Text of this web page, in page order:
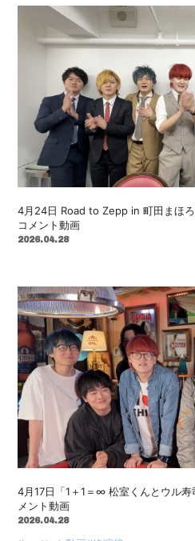
4月24日 Road to Zepp in 町田まほ
コメント動画
2026.04.28
4月17日「1＋1＝∞ 松室くんとウル
メント動画
2026.04.28